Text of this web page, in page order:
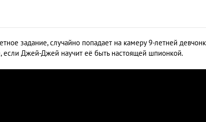
задание, случайно попадает на камеру 9-летней
если Джей-Джей научит её быть настоящей шпионкой.